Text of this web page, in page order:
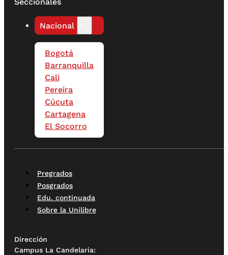
Nacional
Bogotá
Barranquilla
Cali
Pereira
Cúcuta
Cartagena
El Socorro
Pregrados
Posgrados
Edu. continuada
Sobre la Unilibre
Dirección
Campus La Candelaria: